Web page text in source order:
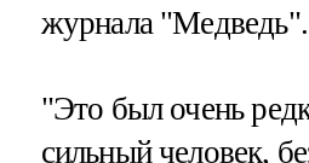
журнала "Медведь".
"Это был очень
сильный человек,